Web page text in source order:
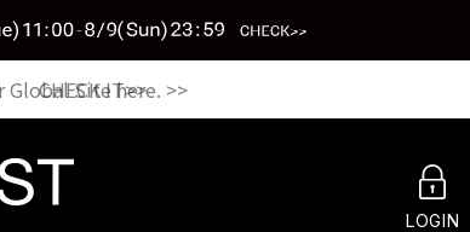
CHECK IT>>
LOGIN